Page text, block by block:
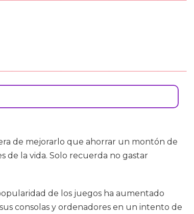
de mejorarlo que ahorrar un montón de
de la vida. Solo recuerda no gastar
de los juegos ha aumentado
consolas y ordenadores en un intento de